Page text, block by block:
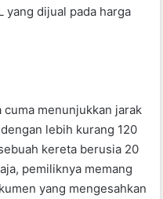
yang dijual pada harga
menunjukkan jarak
lebih kurang 120
kereta berusia 20
pemiliknya memang
yang mengesahkan